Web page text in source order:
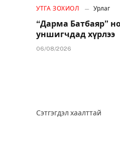
УТГА ЗОХИОЛ Урлаг
“Дарма Батбаяр”
уншигчдад хүрлээ
06/08/2026
Сэтгэгдэл хаалттай